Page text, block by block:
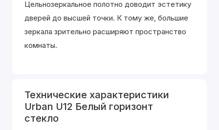
Цельнозеркальное полотно доводит эстетику
дверей до высшей точки. К тому же, большие
зеркала зрительно расширяют пространство
комнаты.
Технические характеристики
Urban U12 Белый горизонт
стекло